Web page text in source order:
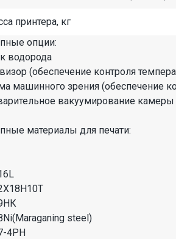
принтера, кг
опции:
водорода
(обеспечение контроля
машинного зрения (обеспечение
вакуумирование
материалы для печати:
steel)
4PH